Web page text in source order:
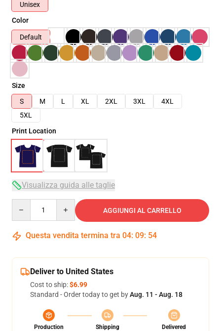
Unisex
Color
Default
Size
S
M L XL 2XL 3XL
4XL
5XL
Print Location
Visualizza guida alle taglie
AGGIUNGI AL CARRELLO
Questa vendita termina tra 04: 09: 53
Deliver to United States
Cost to ship:$6.99
Standard - Order today to get byAug. 11 - Aug. 18
Production
Shipping
Delivered